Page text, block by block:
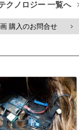
クノロジー 一覧へ
購入のお問合せ >